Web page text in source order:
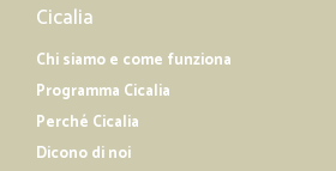
Cicalia
Chi siamo e come funziona
Programma Cicalia
Perché Cicalia
Dicono di noi